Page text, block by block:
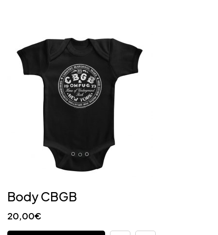
Body CBGB
20,00€